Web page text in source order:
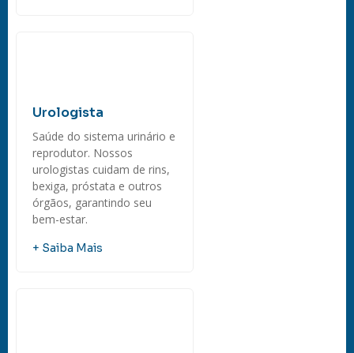
Urologista
Saúde do sistema urinário e
reprodutor. Nossos
urologistas cuidam de rins,
bexiga, próstata e outros
órgãos, garantindo seu
bem-estar.
+ Saiba Mais